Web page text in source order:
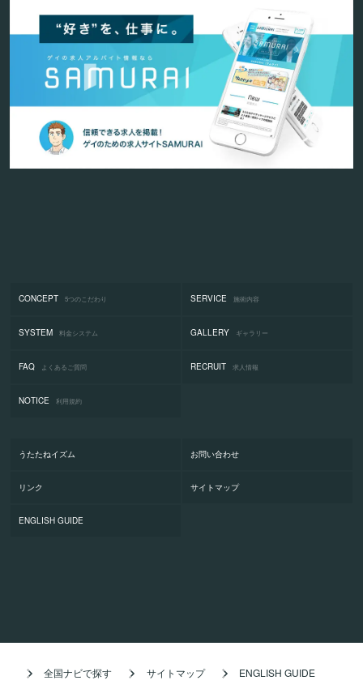
CONCEPT 5つのこだわり SERVICE 施術内容
SYSTEM 料金システム GALLERY ギャラリー
FAQ よくあるご質問 RECRUIT 求人情報
NOTICE 利用規約
うたたねイズム お問い合わせ
リンク サイトマップ
ENGLISH GUIDE
全国ナビで探す サイトマップ ENGLISH GUIDE